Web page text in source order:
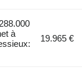
à
19.965 €